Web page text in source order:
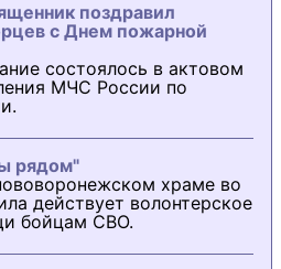
поздравил
с Днем пожарной
состоялось в актовом
МЧС России по
рядом"
храме во
действует волонтерское
бойцам СВО.